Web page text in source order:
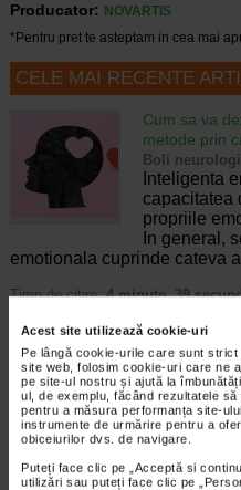
Acest site utilizează cookie-uri
Pe lângă cookie-urile care sunt
site web, folosim cookie-uri care ne
pe site-ul nostru și ajută la
ul, de exemplu, făcând rezultatele
pentru a măsura performanța site-
instrumente de urmărire pentru a
obiceiurilor dvs. de navigare.
Puteți face clic pe „Acceptă si
utilizări sau puteți face clic pe
Producator: NOVARTIS
*Pentru pret te asteptam in cea mai
CELE MAI RECENTE
Cum sa va
metode prin
Boli
Inteligenta
capacitatea
propriile
In general,
emotionala cuprinde cateva
Timp de citire:4 minute, 39
Enurezis:
Sistem urinar
Enurezisul
pierderea
timpul
atat in
Enurezisul
Timp de citire:4 minute, 32